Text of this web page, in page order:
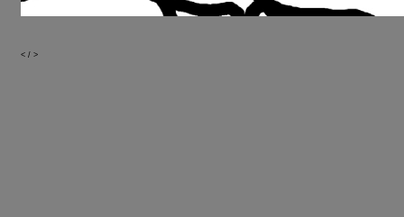
< / >